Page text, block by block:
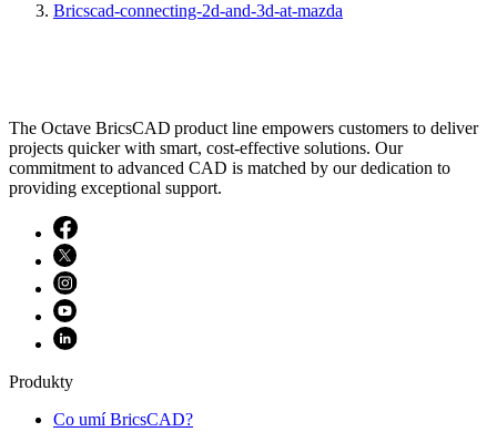
Bricscad-connecting-2d-and-3d-at-mazda
The Octave BricsCAD product line empowers customers to deliver
projects quicker with smart, cost-effective solutions. Our
commitment to advanced CAD is matched by our dedication to
providing exceptional support.
Produkty
Co umí BricsCAD?